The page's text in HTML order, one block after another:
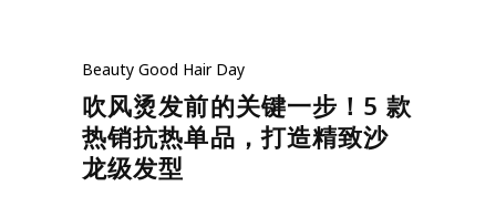
Beauty Good Hair Day
吹风烫发前的关键一步！5 款
热销抗热单品，打造精致沙
龙级发型